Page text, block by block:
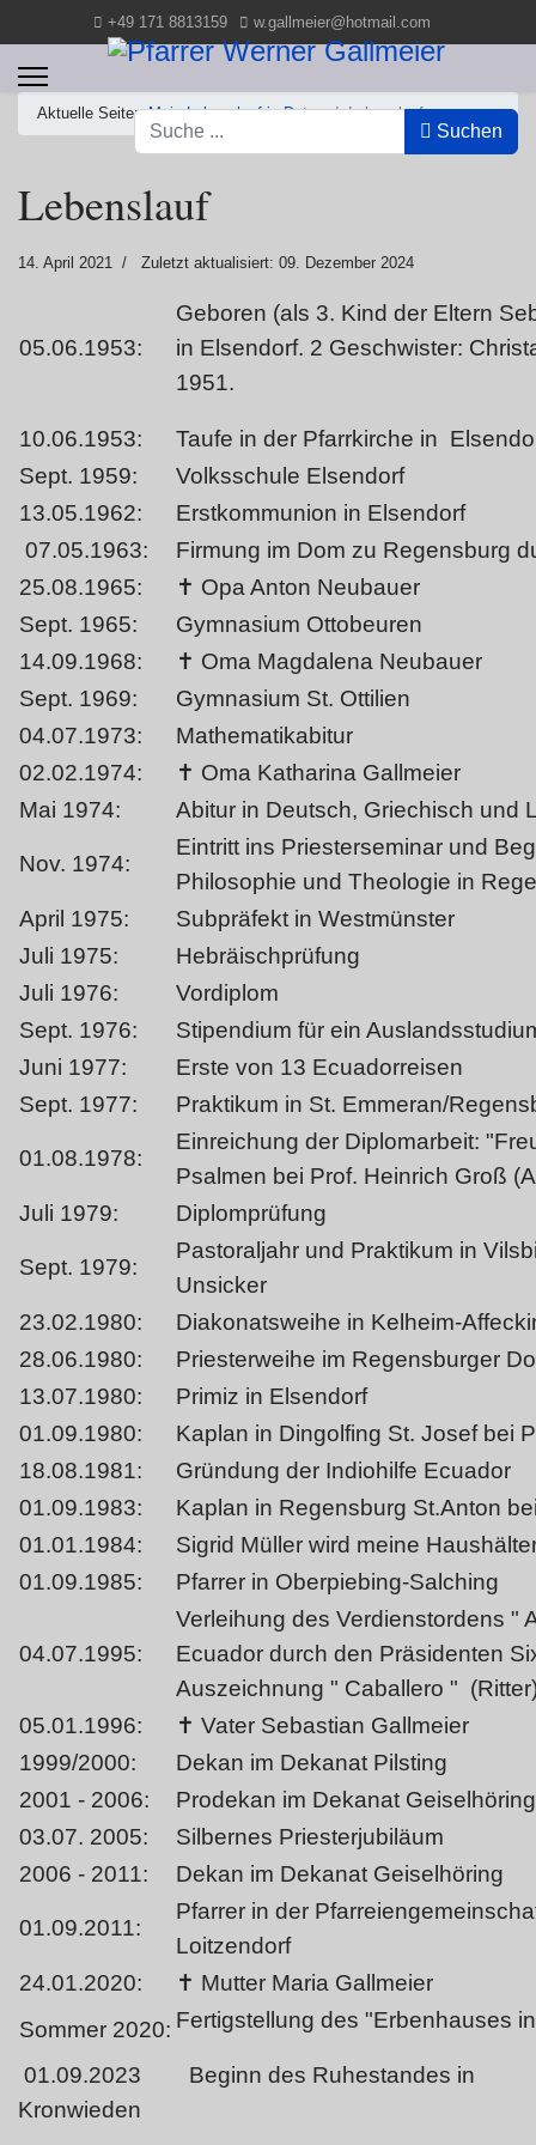
+49 171 8813159 w.gallmeier@hotmail.com
Suchen
Suchen
Aktuelle Seite:Mein Lebenslauf in Daten Lebenslauf
Lebenslauf
14. April 2021 Zuletzt aktualisiert: 09. Dezember 2024
05.06.1953:
Geboren (als 3. Kind der Eltern
in Elsendorf. 2 Geschwister:
1951.
10.06.1953:
Taufe in der Pfarrkirche in
Sept. 1959:
Volksschule Elsendorf
13.05.1962:
Erstkommunion in Elsendorf
07.05.1963:
Firmung im Dom zu Regensburg
25.08.1965:
✝ Opa Anton Neubauer
Sept. 1965:
Gymnasium Ottobeuren
14.09.1968:
✝ Oma Magdalena Neubauer
Sept. 1969:
Gymnasium St. Ottilien
04.07.1973:
Mathematikabitur
02.02.1974:
✝ Oma Katharina Gallmeier
Mai 1974:
Abitur in Deutsch, Griechisch und
Nov. 1974:
Eintritt ins Priesterseminar und
Philosophie und Theologie in
April 1975:
Subpräfekt in Westmünster
Juli 1975:
Hebräischprüfung
Juli 1976:
Vordiplom
Sept. 1976:
Stipendium für ein
Juni 1977:
Erste von 13 Ecuadorreisen
Sept. 1977:
Praktikum in St. Emmeran/
01.08.1978:
Einreichung der Diplomarbeit:
Psalmen bei Prof. Heinrich Groß
Juli 1979:
Diplomprüfung
Sept. 1979:
Pastoraljahr und Praktikum in
Unsicker
23.02.1980:
Diakonatsweihe in Kelheim-
28.06.1980:
Priesterweihe im Regensburger
13.07.1980:
Primiz in Elsendorf
01.09.1980:
Kaplan in Dingolfing St. Josef bei
18.08.1981:
Gründung der Indiohilfe Ecuador
01.09.1983:
Kaplan in Regensburg St.Anton
01.01.1984:
Sigrid Müller wird meine
01.09.1985:
Pfarrer in Oberpiebing-Salching
04.07.1995:
Verleihung des Verdienstordens "
Ecuador durch den Präsidenten
Auszeichnung " Caballero "
05.01.1996:
✝ Vater Sebastian Gallmeier
1999/2000:
Dekan im Dekanat Pilsting
2001 - 2006:
Prodekan im Dekanat Geiselhöring
03.07. 2005:
Silbernes Priesterjubiläum
2006 - 2011:
Dekan im Dekanat Geiselhöring
01.09.2011:
Pfarrer in der
Loitzendorf
24.01.2020:
✝ Mutter Maria Gallmeier
Sommer 2020: Fertigstellung des "Erbenhauses
01.09.2023 Beginn des Ruhestandes in
Kronwieden